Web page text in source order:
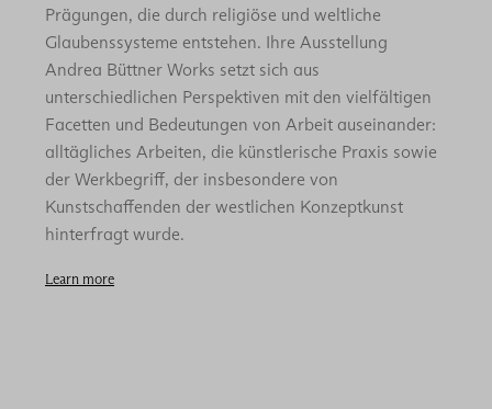
Prägungen, die durch religiöse und weltliche
Glaubenssysteme entstehen. Ihre Ausstellung
Andrea Büttner Works setzt sich aus
unterschiedlichen Perspektiven mit den vielfältigen
Facetten und Bedeutungen von Arbeit auseinander:
alltägliches Arbeiten, die künstlerische Praxis sowie
der Werkbegriff, der insbesondere von
Kunstschaffenden der westlichen Konzeptkunst
hinterfragt wurde.
Learn more